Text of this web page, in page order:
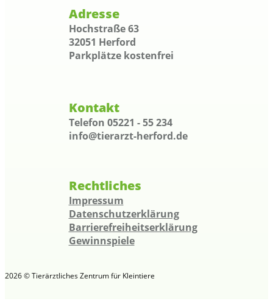
Adresse
Hochstraße 63
32051 Herford
Parkplätze kostenfrei
Kontakt
Telefon 05221 - 55 234
info@tierarzt-herford.de
Rechtliches
Impressum
Datenschutzerklärung
Barrierefreiheitserklärung
Gewinnspiele
2026 © Tierärztliches Zentrum für Kleintiere